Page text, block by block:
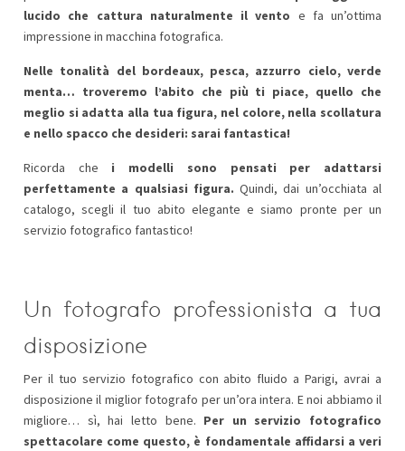
lucido che cattura naturalmente il vento e fa un’ottima
impressione in macchina fotografica.
Nelle tonalità del bordeaux, pesca, azzurro cielo, verde
menta… troveremo l’abito che più ti piace, quello che
meglio si adatta alla tua figura, nel colore, nella scollatura
e nello spacco che desideri: sarai fantastica!
Ricorda che i modelli sono pensati per adattarsi
perfettamente a qualsiasi figura. Quindi, dai un’occhiata al
catalogo, scegli il tuo abito elegante e siamo pronte per un
servizio fotografico fantastico!
Un fotografo professionista a tua
disposizione
Per il tuo servizio fotografico con abito fluido a Parigi, avrai a
disposizione il miglior fotografo per un’ora intera. E noi abbiamo il
migliore… sì, hai letto bene. Per un servizio fotografico
spettacolare come questo, è fondamentale affidarsi a veri